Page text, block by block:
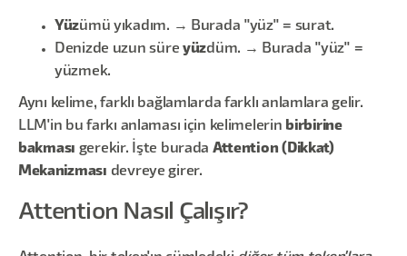
Yüzümü yıkadım. → Burada "yüz" = surat.
Denizde uzun süre yüzdüm. → Burada "yüz" =
yüzmek.
Aynı kelime, farklı bağlamlarda farklı anlamlara gelir.
LLM'in bu farkı anlaması için kelimelerin birbirine
bakması gerekir. İşte burada Attention (Dikkat)
Mekanizması devreye girer.
Attention Nasıl Çalışır?